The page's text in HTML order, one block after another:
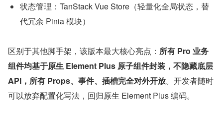
状态管理：TanStack Vue Store（轻量化全局状态，替
代冗余 Pinia 模块）
区别于其他脚手架，该版本最大核心亮点： 所有 Pro 业务
组件均基于原生 Element Plus 原子组件封装，不隐藏底层
API，所有 Props、事件、插槽完全对外开放。开发者随时
可以放弃配置化写法，回归原生 Element Plus 编码。